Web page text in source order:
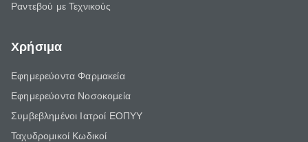
Ραντεβού με Τεχνικούς
Χρήσιμα
Εφημερεύοντα Φαρμακεία
Εφημερεύοντα Νοσοκομεία
Συμβεβλημένοι Ιατροί ΕΟΠΥΥ
Ταχυδρομικοί Κωδικοί